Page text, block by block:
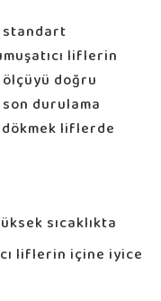
standart
liflerin
doğru
durulama
liflerde
sıcaklıkta
liflerin içine iyice